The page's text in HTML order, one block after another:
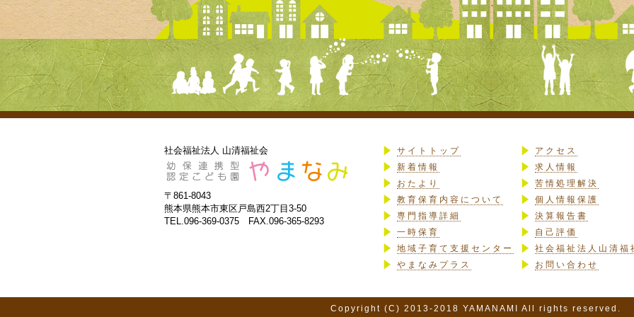
社会福祉法人 山清福祉会
〒861-8043
熊本県熊本市東区戸島西2丁目3-50
TEL.096-369-0375 FAX.096-365-8293
サイトトップ
新着情報
おたより
教育保育内容について
専門指導詳細
一時保育
地域子育て支援センター
やまなみプラス
アクセス
求人情報
苦情処理解決
個人情報保護
決算報告書
自己評価
社会福祉法人山清福
お問い合わせ
Copyright (C) 2013-2018 YAMANAMI All rights reserved.